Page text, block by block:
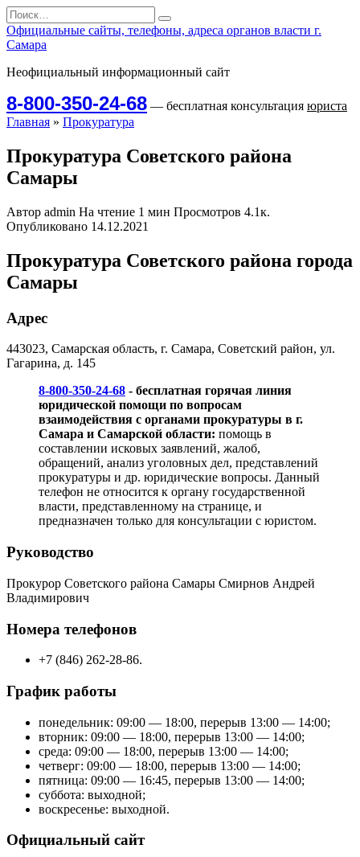
Перейти
к
содержанию
Search
for:
Официальные сайты, телефоны, адреса органов власти г.
Самара
Неофициальный информационный сайт
8-800-350-24-68 — бесплатная консультация юриста
Главная » Прокуратура
Прокуратура Советского района
Самары
Автор admin На чтение 1 мин Просмотров 4.1к.
Опубликовано 14.12.2021
Прокуратура Советского района города
Самары
Адрес
443023, Самарская область, г. Самара, Советский район, ул.
Гагарина, д. 145
8-800-350-24-68 - бесплатная горячая линия
юридической помощи по вопросам
взаимодействия с органами прокуратуры в г.
Самара и Самарской области: помощь в
составлении исковых заявлений, жалоб,
обращений, анализ уголовных дел, представлений
прокуратуры и др. юридические вопросы. Данный
телефон не относится к органу государственной
власти, представленному на странице, и
предназначен только для консультации с юристом.
Руководство
Прокурор Советского района Самары Смирнов Андрей
Владимирович
Номера телефонов
+7 (846) 262-28-86.
График работы
понедельник: 09:00 — 18:00, перерыв 13:00 — 14:00;
вторник: 09:00 — 18:00, перерыв 13:00 — 14:00;
среда: 09:00 — 18:00, перерыв 13:00 — 14:00;
четверг: 09:00 — 18:00, перерыв 13:00 — 14:00;
пятница: 09:00 — 16:45, перерыв 13:00 — 14:00;
суббота: выходной;
воскресенье: выходной.
Официальный сайт